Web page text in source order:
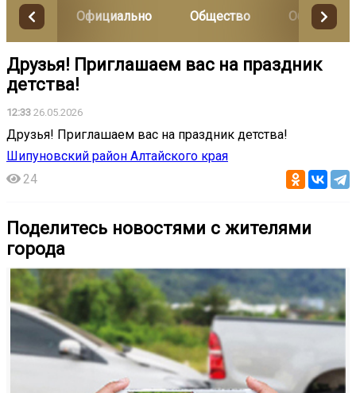
Официально Общество
Друзья! Приглашаем вас на праздник
детства!
12:33 26.05.2026
Друзья! Приглашаем вас на праздник детства!
Шипуновский район Алтайского края
24
Поделитесь новостями с жителями
города